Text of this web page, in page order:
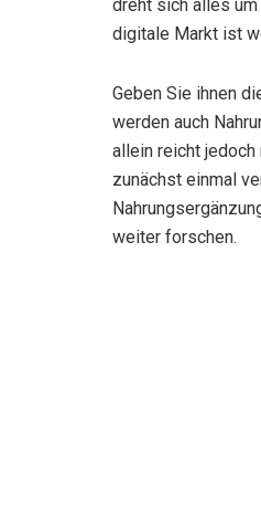
dreht sich alles
digitale Markt ist
Geben Sie ihnen
werden auch
allein reicht jedoch
zunächst einmal
weiter forschen.